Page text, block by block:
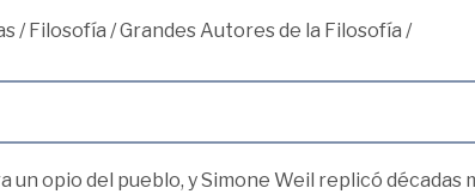
/Filosofía /Grandes Autores de la Filosofía /
un opio del pueblo, y Simone Weil replicó décadas